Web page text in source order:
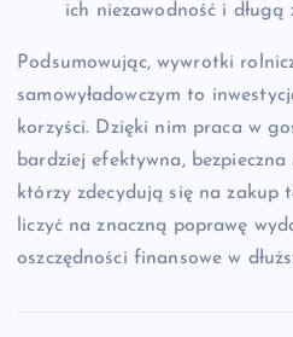
ich niezawodność i długą
Podsumowując, wywrotki
samowyładowczym to
korzyści. Dzięki nim praca w
bardziej efektywna,
którzy zdecydują się na zakup
liczyć na znaczną poprawę
oszczędności finansowe w